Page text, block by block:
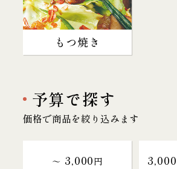
もつ焼き
予算で探す
価格で商品を絞り込みます
～ 3,000円 3,000